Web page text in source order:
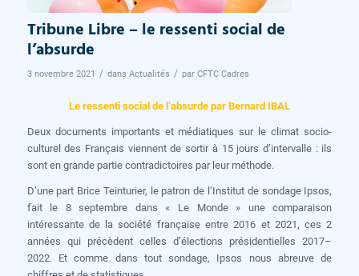
Tribune Libre – le ressenti social de
l’absurde
3 novembre 2021 / dans Actualités / par CFTC Cadres
Le ressenti social de l’absurde par Bernard IBAL
Deux documents importants et médiatiques sur le climat socio-
culturel des Français viennent de sortir à 15 jours d’intervalle : ils
sont en grande partie contradictoires par leur méthode.
D’une part Brice Teinturier, le patron de l’Institut de sondage Ipsos,
fait le 8 septembre dans « Le Monde » une comparaison
intéressante de la société française entre 2016 et 2021, ces 2
années qui précèdent celles d’élections présidentielles 2017–
2022. Et comme dans tout sondage, Ipsos nous abreuve de